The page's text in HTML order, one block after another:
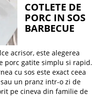
COTLETE DE
PORC IN SOS
BARBECUE
acrisor, este alegerea
porc gatite simplu si rapid.
cu sos este exact ceea
un pranz intr-o zi de
pe cineva din familie de